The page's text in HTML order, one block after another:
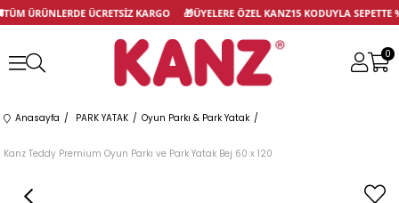
ÜRÜNLERDE ÜCRETSİZ KARGO🎁ÜYELERE ÖZEL KANZ15 KODUYLA
0
Anasayfa PARK YATAK Oyun Parkı & Park Yatak
Kanz Teddy Premium Oyun Parkı ve Park Yatak Bej 60 x 120